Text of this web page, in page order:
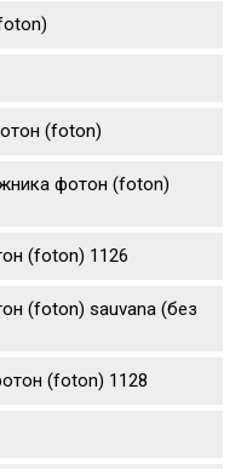
(foton)
фотон (foton)
(foton) 1126
(foton) sauvana (без
(foton) 1128